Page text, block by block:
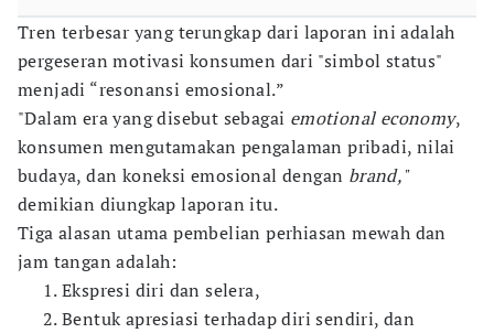
Tren terbesar yang terungkap dari laporan ini adalah
pergeseran motivasi konsumen dari "simbol status"
menjadi “resonansi emosional.”
"Dalam era yang disebut sebagai emotional economy,
konsumen mengutamakan pengalaman pribadi, nilai
budaya, dan koneksi emosional dengan brand,"
demikian diungkap laporan itu.
Tiga alasan utama pembelian perhiasan mewah dan
jam tangan adalah:
Ekspresi diri dan selera,
Bentuk apresiasi terhadap diri sendiri, dan